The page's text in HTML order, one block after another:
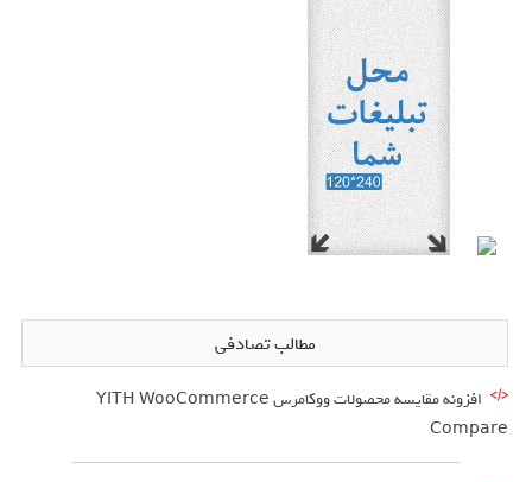
مطالب تصادفی
افزونه مقایسه محصولات ووکامرس YITH WooCommerce
Compare